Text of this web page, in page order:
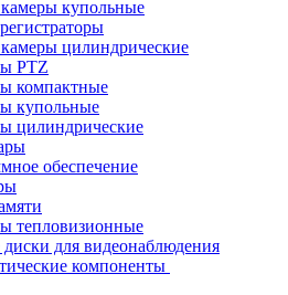
купольные
цилиндрические
PTZ
компактные
купольные
цилиндрические
обеспечение
тепловизионные
для видеонаблюдения
компоненты